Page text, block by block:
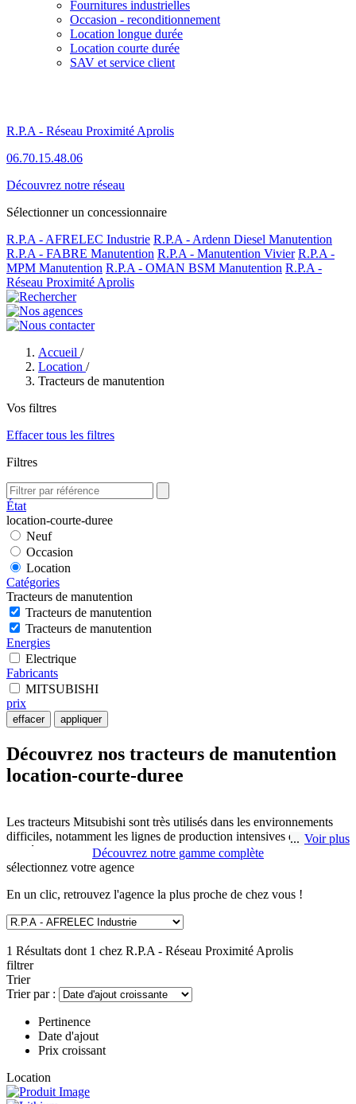
Fournitures industrielles
Occasion - reconditionnement
Location longue durée
Location courte durée
SAV et service client
R.P.A - Réseau Proximité Aprolis
06.70.15.48.06
Découvrez notre réseau
Sélectionner un concessionnaire
R.P.A - AFRELEC Industrie R.P.A - Ardenn Diesel Manutention
R.P.A - FABRE Manutention R.P.A - Manutention Vivier R.P.A -
MPM Manutention R.P.A - OMAN BSM Manutention R.P.A -
Réseau Proximité Aprolis
Accueil /
Location /
Tracteurs de manutention
Vos filtres
Effacer tous les filtres
Filtres
État
location-courte-duree
Neuf
Occasion
Location
Catégories
Tracteurs de manutention
Tracteurs de manutention
Tracteurs de manutention
Energies
Electrique
Fabricants
MITSUBISHI
prix
effacer appliquer
Découvrez nos tracteurs de manutention
location-courte-duree
Les tracteurs Mitsubishi sont très utilisés dans les environnements
difficiles, notamment les lignes de production intensives des usines,
les aéroports et les environnements propres tels que les hôpitaux. Il
existe une gamme de tracteurs performants même avec une charge
Le déplacement de marchandise peut s'avérer dangereux et
compliqué. C'est pourquoi, R.P.A - Réseau Proximité Aprolis à
SAINTE CATHERINE LES ARRAS vous propose des tracteurs
de manutention location-courte-duree. Ces machines permettent de
déplacer d'importantes charges tout en respectant la sécurité et la
santé de vos collaborateurs.
Voir plus
Découvrez notre gamme complète
sélectionnez votre agence
En un clic, retrouvez l'agence la plus proche de chez vous !
1 Résultats dont 1 chez R.P.A - Réseau Proximité Aprolis
filtrer
Trier
Trier par :
Pertinence
Date d'ajout
Prix croissant
Location